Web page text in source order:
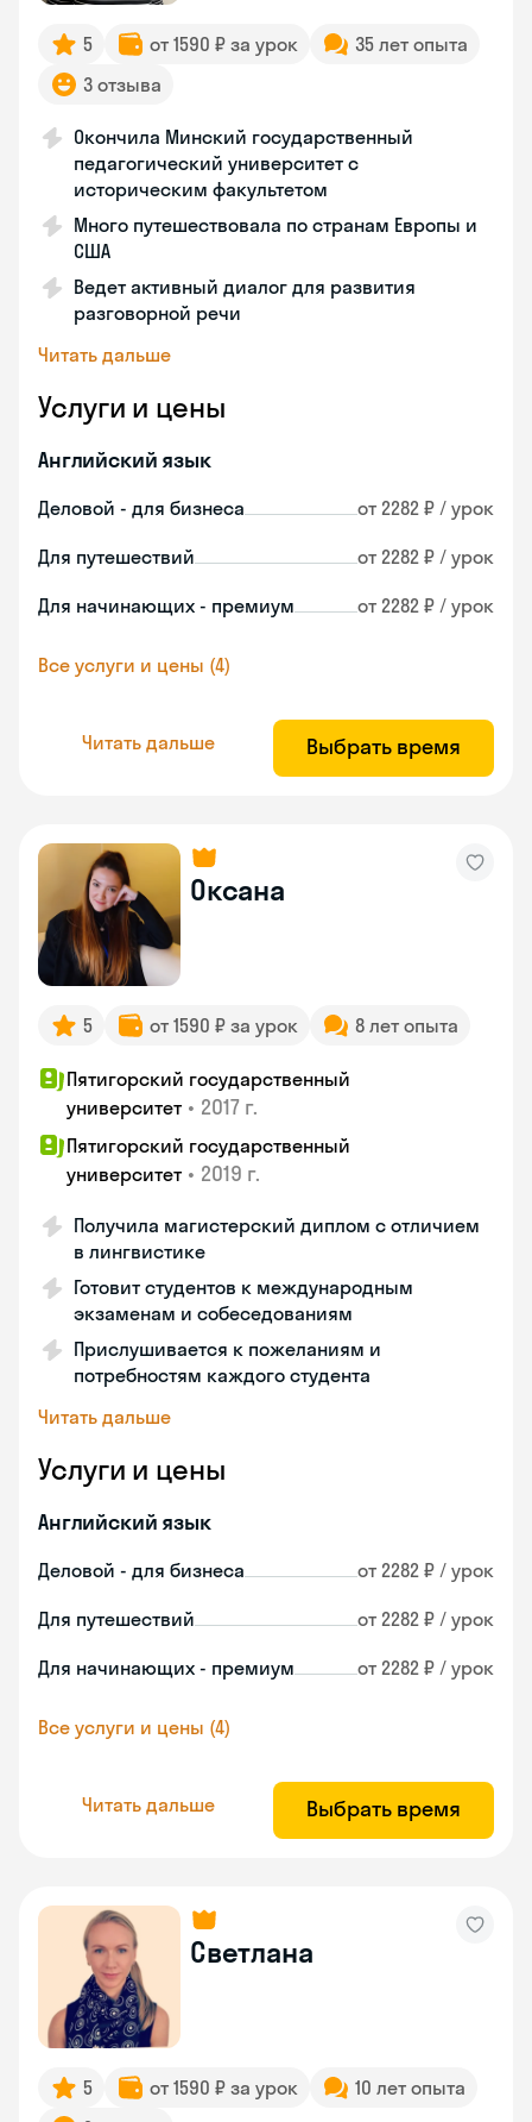
5 от 1590 ₽ за урок
35 лет опыта
3 отзыва
Окончила Минский государственный
педагогический университет с
историческим факультетом
Много путешествовала по странам Европы и
США
Ведет активный диалог для развития
разговорной речи
Читать дальше
Услуги и цены
Английский язык
Деловой - для бизнеса от 2282 ₽ / урок
Для путешествий от 2282 ₽ / урок
Для начинающих - премиум от 2282 ₽ / урок
Все услуги и цены (4)
Читать дальше Выбрать время
Оксана
5 от 1590 ₽ за урок 8 лет опыта
Пятигорский государственный
университет • 2017 г.
Пятигорский государственный
университет • 2019 г.
Получила магистерский диплом с отличием
в лингвистике
Готовит студентов к международным
экзаменам и собеседованиям
Прислушивается к пожеланиям и
потребностям каждого студента
Читать дальше
Услуги и цены
Английский язык
Деловой - для бизнеса от 2282 ₽ / урок
Для путешествий от 2282 ₽ / урок
Для начинающих - премиум от 2282 ₽ / урок
Все услуги и цены (4)
Читать дальше Выбрать время
Светлана
5 от 1590 ₽ за урок
10 лет опыта